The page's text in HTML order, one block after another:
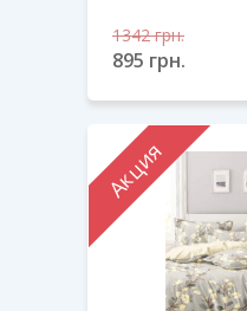
1342грн.
895 грн.
Акция